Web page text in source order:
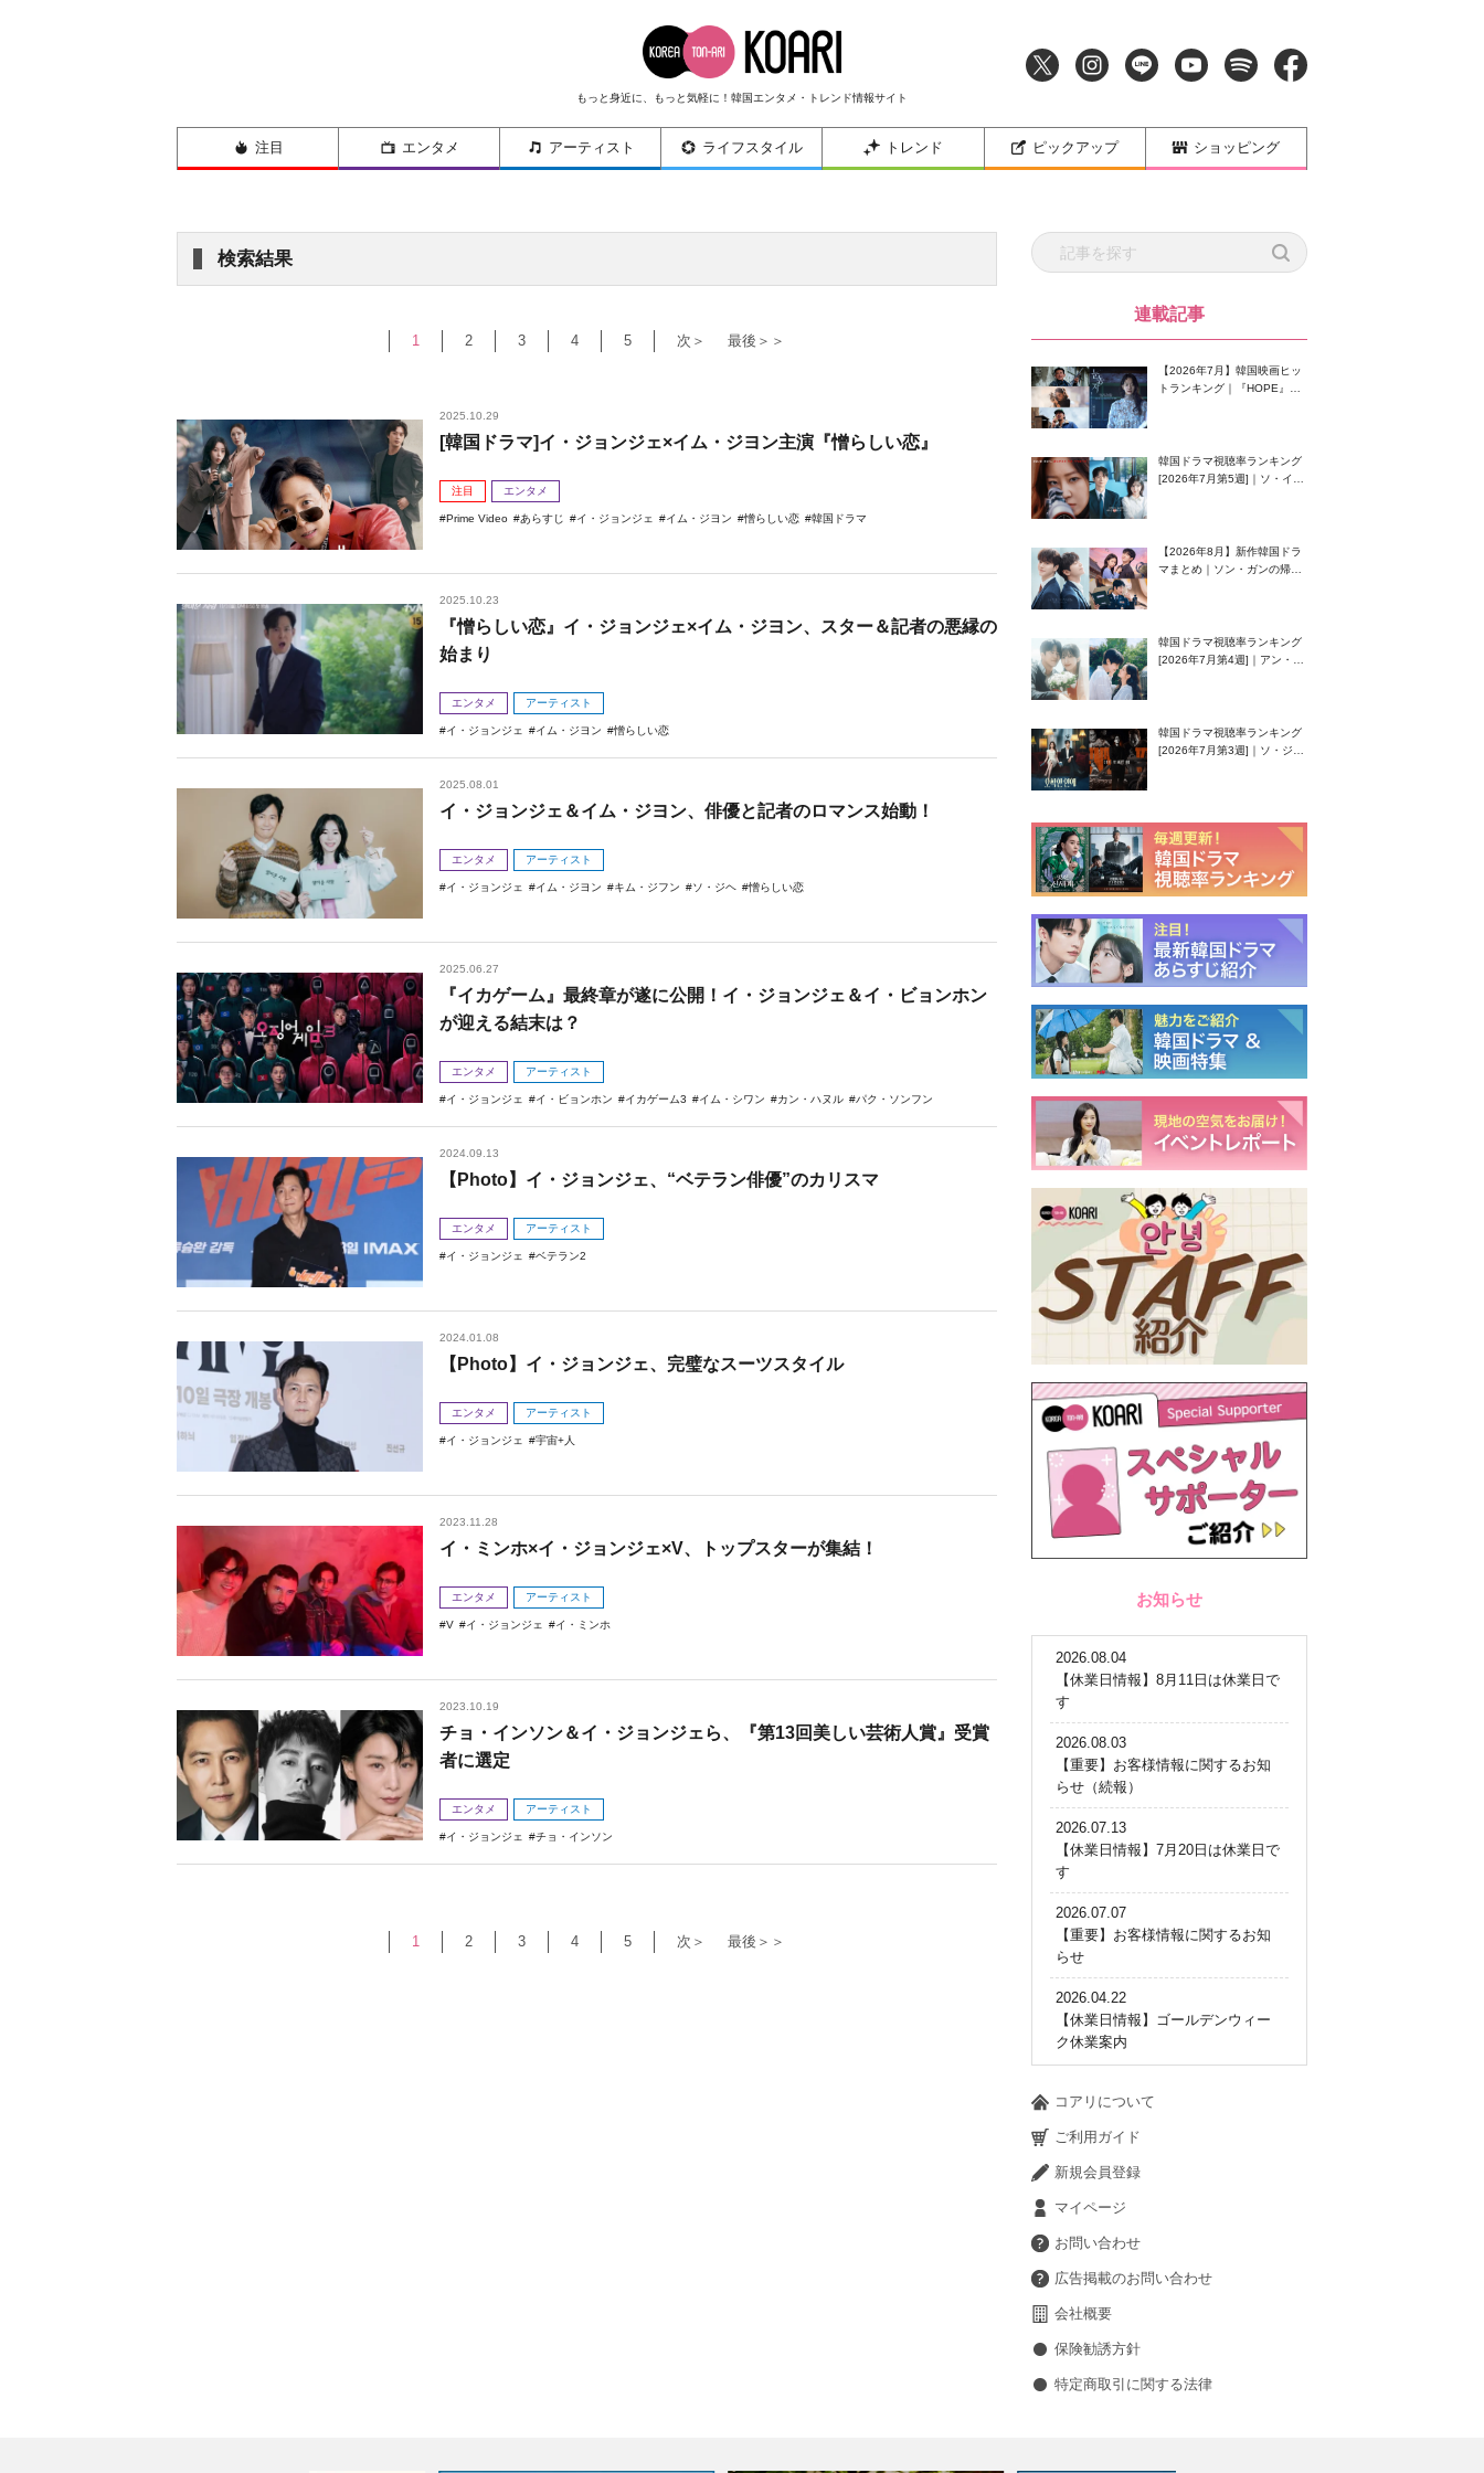
もっと身近に、もっと気軽に！韓国エンタメ・トレンド情報サイト
注目 エンタメ アーティスト ライフスタイル トレンド ピックアップ ショッピング
検索結果
1 2 3 4 5 次＞ 最後＞＞
2025.10.29
[韓国ドラマ]イ・ジョンジェ×イム・ジヨン主演『憎らしい恋』
注目 エンタメ
Prime Video あらすじ イ・ジョンジェ イム・ジヨン 憎らしい恋 韓国ドラマ
2025.10.23
『憎らしい恋』イ・ジョンジェ×イム・ジヨン、スター＆記者の悪縁の
始まり
エンタメ アーティスト
イ・ジョンジェ イム・ジヨン 憎らしい恋
2025.08.01
イ・ジョンジェ＆イム・ジヨン、俳優と記者のロマンス始動！
エンタメ アーティスト
イ・ジョンジェ イム・ジヨン キム・ジフン ソ・ジヘ 憎らしい恋
2025.06.27
『イカゲーム』最終章が遂に公開！イ・ジョンジェ＆イ・ビョンホン
が迎える結末は？
エンタメ アーティスト
イ・ジョンジェ イ・ビョンホン イカゲーム3 イム・シワン カン・ハヌル パク・ソンフン
2024.09.13
【Photo】イ・ジョンジェ、“ベテラン俳優”のカリスマ
エンタメ アーティスト
イ・ジョンジェ ベテラン2
2024.01.08
【Photo】イ・ジョンジェ、完璧なスーツスタイル
エンタメ アーティスト
イ・ジョンジェ 宇宙+人
2023.11.28
イ・ミンホ×イ・ジョンジェ×V、トップスターが集結！
エンタメ アーティスト
V イ・ジョンジェ イ・ミンホ
2023.10.19
チョ・インソン＆イ・ジョンジェら、『第13回美しい芸術人賞』受賞
者に選定
エンタメ アーティスト
イ・ジョンジェ チョ・インソン
1 2 3 4 5 次＞ 最後＞＞
連載記事
【2026年7月】韓国映画ヒッ
トランキング｜『HOPE』が
韓国ドラマ視聴率ランキング
[2026年7月第5週]｜ソ・イン
【2026年8月】新作韓国ドラ
マまとめ｜ソン・ガンの帰
韓国ドラマ視聴率ランキング
[2026年7月第4週]｜アン・ヒ
韓国ドラマ視聴率ランキング
[2026年7月第3週]｜ソ・ジソ
お知らせ
2026.08.04
【休業日情報】8月11日は休業日で
す
2026.08.03
【重要】お客様情報に関するお知
らせ（続報）
2026.07.13
【休業日情報】7月20日は休業日で
す
2026.07.07
【重要】お客様情報に関するお知
らせ
2026.04.22
【休業日情報】ゴールデンウィー
ク休業案内
コアリについて
ご利用ガイド
新規会員登録
マイページ
お問い合わせ
広告掲載のお問い合わせ
会社概要
保険勧誘方針
特定商取引に関する法律